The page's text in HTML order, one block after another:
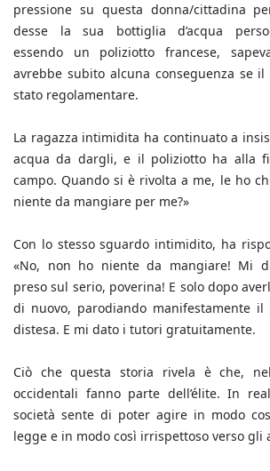
pressione su questa donna/cittadina
desse la sua bottiglia d’acqua
essendo un poliziotto francese,
avrebbe subito alcuna conseguenza se
stato regolamentare.
La ragazza intimidita ha continuato a
acqua da dargli, e il poliziotto ha alla
campo. Quando si è rivolta a me, le ho
niente da mangiare per me?»
Con lo stesso sguardo intimidito, ha
«No, non ho niente da mangiare! Mi
preso sul serio, poverina! E solo dopo
di nuovo, parodiando manifestamente
distesa. E mi dato i tutori gratuitamente.
Ciò che questa storia rivela è che,
occidentali fanno parte dell’élite. In
società sente di poter agire in modo
legge e in modo così irrispettoso verso gli